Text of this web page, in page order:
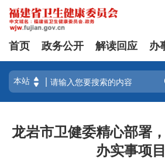
首页 政务公开 解读回应 办
龙岩市卫健委精心部署
办实事项目